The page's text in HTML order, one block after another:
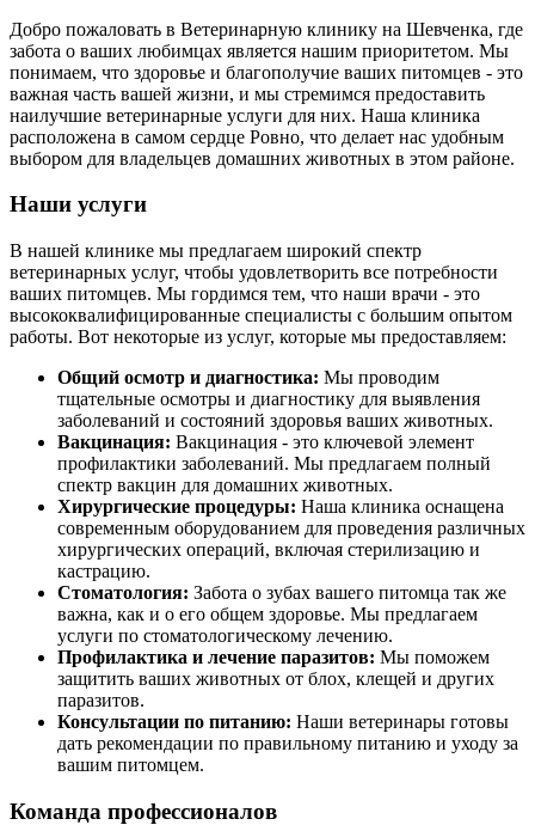
Добро пожаловать в Ветеринарную клинику на Шевченка, где
забота о ваших любимцах является нашим приоритетом. Мы
понимаем, что здоровье и благополучие ваших питомцев - это
важная часть вашей жизни, и мы стремимся предоставить
наилучшие ветеринарные услуги для них. Наша клиника
расположена в самом сердце Ровно, что делает нас удобным
выбором для владельцев домашних животных в этом районе.
Наши услуги
В нашей клинике мы предлагаем широкий спектр
ветеринарных услуг, чтобы удовлетворить все потребности
ваших питомцев. Мы гордимся тем, что наши врачи - это
высококвалифицированные специалисты с большим опытом
работы. Вот некоторые из услуг, которые мы предоставляем:
Общий осмотр и диагностика: Мы проводим
тщательные осмотры и диагностику для выявления
заболеваний и состояний здоровья ваших животных.
Вакцинация: Вакцинация - это ключевой элемент
профилактики заболеваний. Мы предлагаем полный
спектр вакцин для домашних животных.
Хирургические процедуры: Наша клиника оснащена
современным оборудованием для проведения различных
хирургических операций, включая стерилизацию и
кастрацию.
Стоматология: Забота о зубах вашего питомца так же
важна, как и о его общем здоровье. Мы предлагаем
услуги по стоматологическому лечению.
Профилактика и лечение паразитов: Мы поможем
защитить ваших животных от блох, клещей и других
паразитов.
Консультации по питанию: Наши ветеринары готовы
дать рекомендации по правильному питанию и уходу за
вашим питомцем.
Команда профессионалов